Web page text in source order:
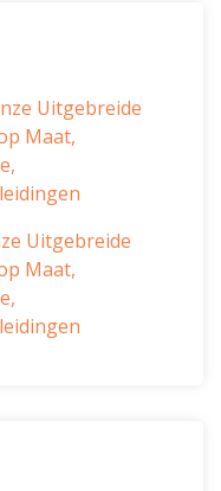
Uitgebreide
Maat,
Uitgebreide
Maat,